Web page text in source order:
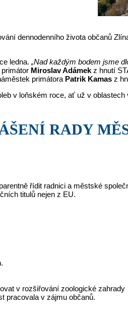
dennodenního života občanů
ledna.„Nad každým bodem jsme
primátor Miroslav Adámek z hnutí
primátora Patrik Kamas z
v loňském roce, ať už v
RADY
řídit radnici a městské
titulů nejen z EU.
v rozšiřování zoologické zahrady
pracovala v zájmu občanů.